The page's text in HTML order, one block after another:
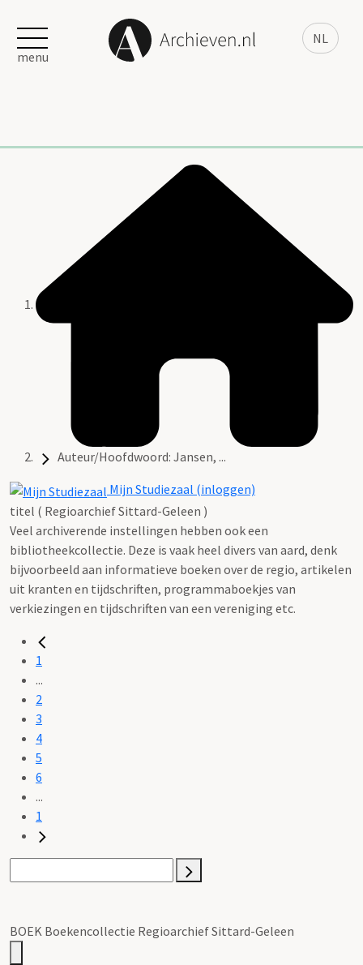
NL
menu
Auteur/Hoofdwoord: Jansen, ...
Mijn Studiezaal (inloggen)
titel ( Regioarchief Sittard-Geleen )
Veel archiverende instellingen hebben ook een
bibliotheekcollectie. Deze is vaak heel divers van aard, denk
bijvoorbeeld aan informatieve boeken over de regio, artikelen
uit kranten en tijdschriften, programmaboekjes van
verkiezingen en tijdschriften van een vereniging etc.
1
...
2
3
4
5
6
...
1
BOEK Boekencollectie Regioarchief Sittard-Geleen